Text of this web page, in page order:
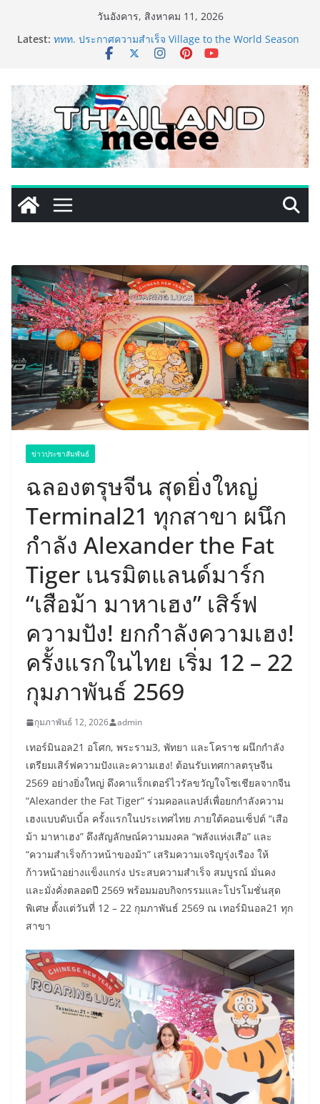
วันอังคาร, สิงหาคม 11, 2026
Latest: ททท. ประกาศความสำเร็จ Village to the World Season
5 ผนึก 9 พันธมิตร ขับเคลื่อน ESG Tourism สืบสานพระ
เหิงลี่ แมนูแฟคเจอริ่ง เทคโนโลยี (ไทยแลนด์) เปิดโรงงาน
แห่งใหม่ในชลบุรี เดินหน้าขยายฐานการผลิตสู่เอเชียตะวัน
ออกเฉียงใต้ เสริมแกร่งยุทธศาสตร์ระดับโลก
LORDNINE จัดศึกคนดังสายเกม ไทย ปะทะ ฟิลิปปินส์ ใน
“Rise of the Tenth Lord” เปิดสงครามกิลด์ข้ามประเทศ
ฉลองเซิร์ฟเวอร์ใหม่ เฮเลนา
PIPPER STANDARD® เปิดตัวแชมพูอาบน้ำ และ โฟมอาบ
แห้งสัตว์เลี้ยง ชูนวัตกรรมพลังธรรมชาติ “Zero-Residue”
เลียขนได้ ปลอดภัย ไร้สารตกค้าง
เริ่มแล้ว! อ.ต.ก.แฟร์ 4 ภาค @ภาคกลาง “มนต์เสน่ห์เกษตร
ไทย สู่ใจกลางมหานคร” ชวนชิม ช้อป สินค้าเกษตร
ข่าวประชาสัมพันธ์
ฉลองตรุษจีน สุดยิ่งใหญ่
Terminal21 ทุกสาขา ผนึก
กำลัง Alexander the Fat
Tiger เนรมิตแลนด์มาร์ก
“เสือม้า มาหาเฮง” เสิร์ฟ
ความปัง! ยกกำลังความเฮง!
ครั้งแรกในไทย เริ่ม 12 – 22
กุมภาพันธ์ 2569
กุมภาพันธ์ 12, 2026 admin
เทอร์มินอล21 อโศก, พระราม3, พัทยา และโคราช ผนึกกำลัง
เตรียมเสิร์ฟความปังและความเฮง! ต้อนรับเทศกาลตรุษจีน
2569 อย่างยิ่งใหญ่ ดึงคาแร็กเตอร์ไวรัลขวัญใจโซเชียลจากจีน
“Alexander the Fat Tiger” ร่วมคอลแลปส์เพื่อยกกำลังความ
เฮงแบบดับเบิ้ล ครั้งแรกในประเทศไทย ภายใต้คอนเซ็ปต์ “เสือ
ม้า มาหาเฮง” ดึงสัญลักษณ์ความมงคล “พลังแห่งเสือ” และ
“ความสำเร็จก้าวหน้าของม้า” เสริมความเจริญรุ่งเรือง ให้
ก้าวหน้าอย่างแข็งแกร่ง ประสบความสำเร็จ สมบูรณ์ มั่นคง
และมั่งคั่งตลอดปี 2569 พร้อมมอบกิจกรรมและโปรโมชั่นสุด
พิเศษ ตั้งแต่วันที่ 12 – 22 กุมภาพันธ์ 2569 ณ เทอร์มินอล21 ทุก
สาขา